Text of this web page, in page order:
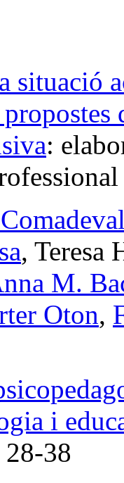
situació
:
, Teresa
M.
Oton,
i
28-38